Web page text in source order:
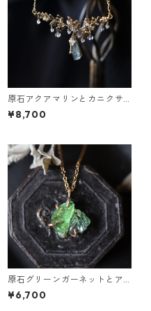
原石アクアマリンとカニクサ
の葉の雫ネックレス
¥8,700
原石グリーンガーネットとア
パタイトのネックレス
¥6,700